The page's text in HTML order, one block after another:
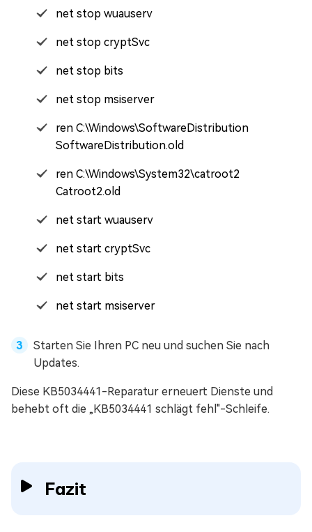
net stop wuauserv
net stop cryptSvc
net stop bits
net stop msiserver
ren C:\Windows\SoftwareDistribution
SoftwareDistribution.old
ren C:\Windows\System32\catroot2
Catroot2.old
net start wuauserv
net start cryptSvc
net start bits
net start msiserver
Starten Sie Ihren PC neu und suchen Sie nach
Updates.
Diese KB5034441-Reparatur erneuert Dienste und
behebt oft die „KB5034441 schlägt fehl"-Schleife.
Fazit